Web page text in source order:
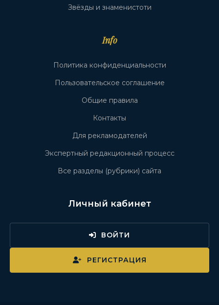
Звёзды и знаменистоти
Info
Политика конфиденциальности
Пользовательское соглашение
Общие правила
Контакты
Для рекламодателей
Экспертный редакционный процесс
Все разделы (рубрики) сайта
Личный кабинет
ВОЙТИ
РЕГИСТРАЦИЯ